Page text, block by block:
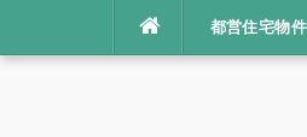
都営住宅物